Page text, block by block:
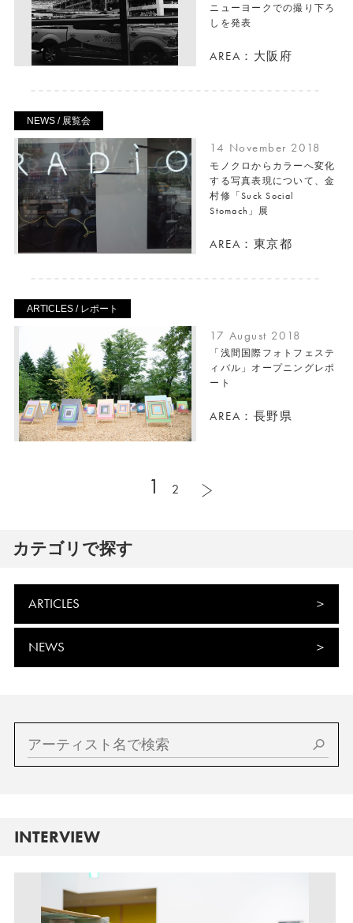
ニューヨークでの撮り下ろ
しを発表
AREA：大阪府
NEWS / 展覧会
14 November 2018
モノクロからカラーへ変化
する写真表現について、金
村修「Suck Social
Stomach」展
AREA：東京都
ARTICLES / レポート
17 August 2018
「浅間国際フォトフェステ
ィバル」オープニングレポ
ート
AREA：長野県
1 2
カテゴリで探す
ARTICLES
NEWS
INTERVIEW